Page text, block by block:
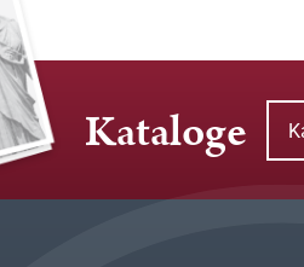
Kataloge